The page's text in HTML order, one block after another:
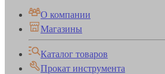
О компании
Магазины
Каталог товаров
Прокат инструмента